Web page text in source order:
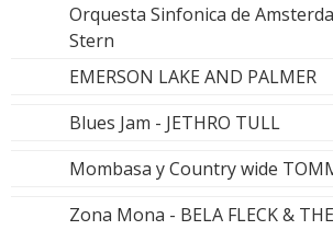
Orquesta Sinfonica de
Stern
EMERSON LAKE AND PALMER
Blues Jam - JETHRO TULL
Mombasa y Country wide
Zona Mona - BELA FLECK &